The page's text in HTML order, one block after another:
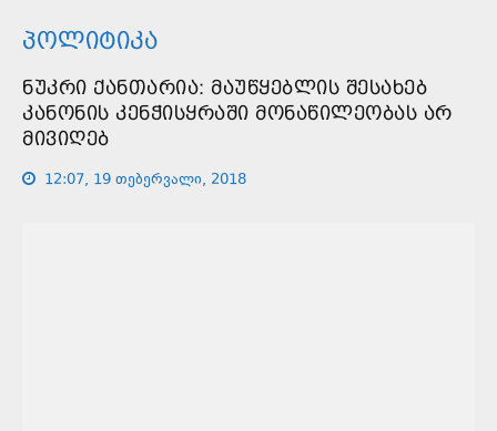
ᲞᲝᲚᲘᲢᲘᲙᲐ
ᲜᲣᲙᲠᲘ ᲥᲐᲜᲗᲐᲠᲘᲐ: ᲛᲐᲣᲬᲧᲔᲑᲚᲘᲡ ᲨᲔᲡᲐᲮᲔᲑ
ᲙᲐᲜᲝᲜᲘᲡ ᲙᲔᲜᲭᲘᲡᲧᲠᲐᲨᲘ ᲛᲝᲜᲐᲬᲘᲚᲔᲝᲑᲐᲡ ᲐᲠ
ᲛᲘᲕᲘᲦᲔᲑ
12:07, 19 თებერვალი, 2018